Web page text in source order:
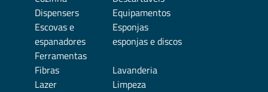
Dispensers
Equipamentos
Escovas e
espanadores
Esponjas
esponjas e discos
Ferramentas
Fibras
Lavanderia
Lazer
Limpeza